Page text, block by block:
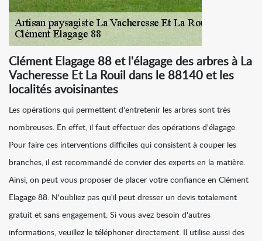
Clément Elagage 88 et l'élagage des arbres à La
Vacheresse Et La Rouil dans le 88140 et les
localités avoisinantes
Les opérations qui permettent d'entretenir les arbres sont très
nombreuses. En effet, il faut effectuer des opérations d'élagage.
Pour faire ces interventions difficiles qui consistent à couper les
branches, il est recommandé de convier des experts en la matière.
Ainsi, on peut vous proposer de placer votre confiance en Clément
Elagage 88. N'oubliez pas qu'il peut dresser un devis totalement
gratuit et sans engagement. Si vous avez besoin d'autres
informations, veuillez le téléphoner directement. Il utilise aussi des